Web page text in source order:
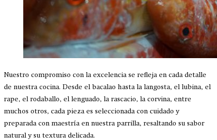
Nuestro compromiso con la excelencia se refleja en cada detalle
de nuestra cocina. Desde el bacalao hasta la langosta, el lubina, el
rape, el rodaballo, el lenguado, la rascacio, la corvina, entre
muchos otros, cada pieza es seleccionada con cuidado y
preparada con maestría en nuestra parrilla, resaltando su sabor
natural y su textura delicada.